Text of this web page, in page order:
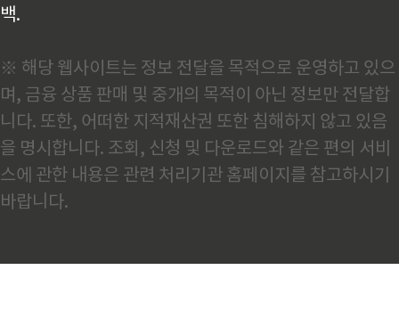
백.
※ 해당 웹사이트는 정보 전달을 목적으로 운영하고 있으
며, 금융 상품 판매 및 중개의 목적이 아닌 정보만 전달합
니다. 또한, 어떠한 지적재산권 또한 침해하지 않고 있음
을 명시합니다. 조회, 신청 및 다운로드와 같은 편의 서비
스에 관한 내용은 관련 처리기관 홈페이지를 참고하시기
바랍니다.